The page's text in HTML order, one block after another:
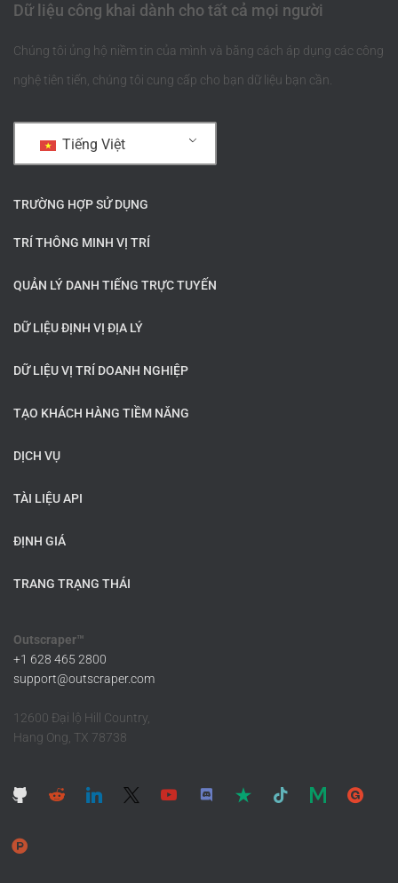
Dữ liệu công khai dành cho tất cả mọi người
Chúng tôi ủng hộ niềm tin của mình và bằng cách áp dụng các công
nghệ tiên tiến, chúng tôi cung cấp cho bạn dữ liệu bạn cần.
Tiếng Việt
TRƯỜNG HỢP SỬ DỤNG
TRÍ THÔNG MINH VỊ TRÍ
QUẢN LÝ DANH TIẾNG TRỰC TUYẾN
DỮ LIỆU ĐỊNH VỊ ĐỊA LÝ
DỮ LIỆU VỊ TRÍ DOANH NGHIỆP
TẠO KHÁCH HÀNG TIỀM NĂNG
DỊCH VỤ
TÀI LIỆU API
ĐỊNH GIÁ
TRANG TRẠNG THÁI
Outscraper™
+1 628 465 2800
support@outscraper.com
12600 Đại lộ Hill Country,
Hang Ong, TX 78738